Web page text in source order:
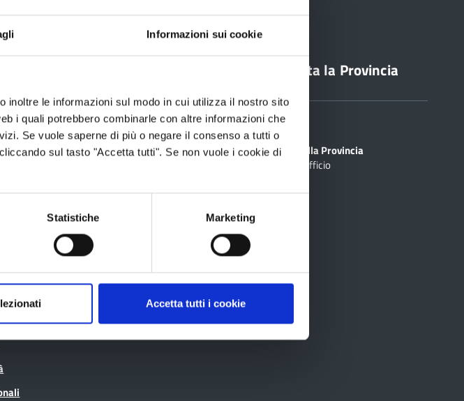
Informazioni sui cookie
le informazioni sul modo in cui utilizza il nostro sito
i quali potrebbero combinarle con altre informazioni che
Se vuole saperne di più o negare il consenso a tutti o
sul tasto "Accetta tutti". Se non vuole i cookie di
Statistiche Marketing
Accetta tutti i cookie
Sociale e
Albo fornitori
Albo pretorio
Consulta gli atti
Geoportale cartografico
Lavoro per te
Pagamenti
SPID - LepidaID
Contatta la Provincia
Sedi
PEC
Scrivi alla Provincia
Cerca Ufficio